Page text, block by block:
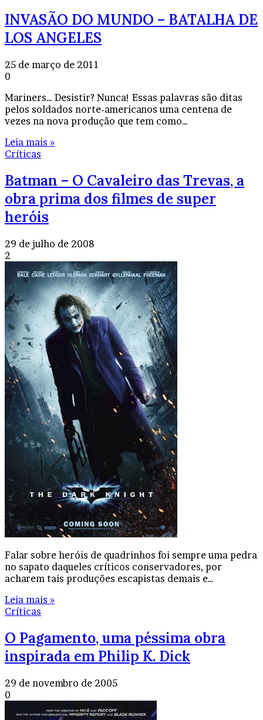
INVASÃO DO MUNDO – BATALHA DE
LOS ANGELES
25 de março de 2011
0
Mariners… Desistir? Nunca! Essas palavras são ditas
pelos soldados norte-americanos uma centena de
vezes na nova produção que tem como…
Leia mais »
Críticas
Batman – O Cavaleiro das Trevas, a
obra prima dos filmes de super
heróis
29 de julho de 2008
2
Falar sobre heróis de quadrinhos foi sempre uma pedra
no sapato daqueles críticos conservadores, por
acharem tais produções escapistas demais e…
Leia mais »
Críticas
O Pagamento, uma péssima obra
inspirada em Philip K. Dick
29 de novembro de 2005
0